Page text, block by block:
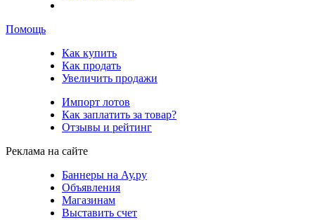
Помощь
Как купить
Как продать
Увеличить продажи
Импорт лотов
Как заплатить за товар?
Отзывы и рейтинг
Реклама на сайте
Баннеры на Ау.ру
Объявления
Магазинам
Выставить счет